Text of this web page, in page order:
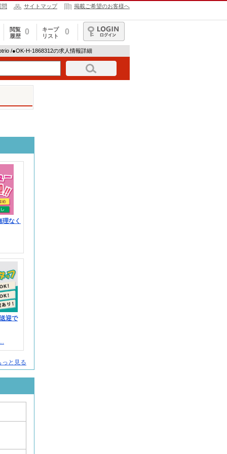
問 サイトマップ 掲載ご希望のお客様へ
閲覧
履歴
0
キープ
リスト
0
ログイン
/●OK-H-1868312の求人情報詳細
理なく
迎で
と見る